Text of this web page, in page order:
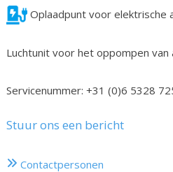
Oplaadpunt voor elektrische
Luchtunit voor het oppompen van
Servicenummer: +31 (0)6 5328
Stuur ons een bericht
Contactpersonen